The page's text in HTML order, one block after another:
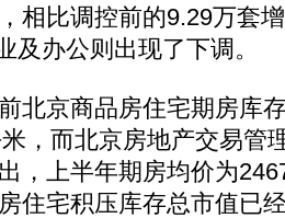
相比调控前的9.29万套
及办公则出现了下调。
京商品房住宅期房库
，而北京房地产交易管
，上半年期房均价为
住宅积压库存总市值已